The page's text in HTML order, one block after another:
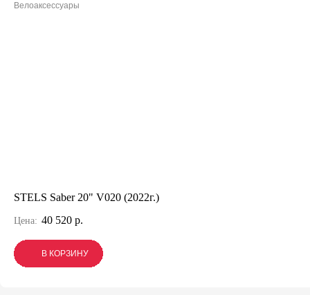
Велоаксессуары
STELS Saber 20" V020 (2022г.)
Цена: 40 520 р.
В КОРЗИНУ
В КОРЗИНУ
В КОРЗИНУ